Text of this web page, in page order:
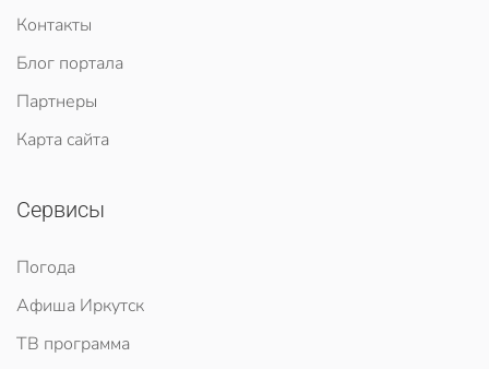
Контакты
Блог портала
Партнеры
Карта сайта
Сервисы
Погода
Афиша Иркутск
ТВ программа